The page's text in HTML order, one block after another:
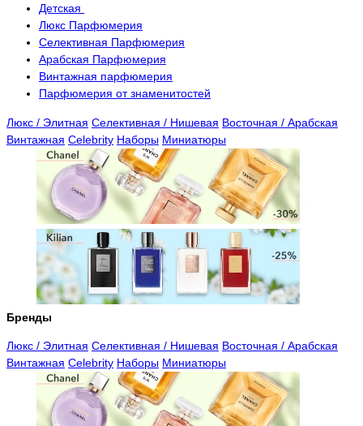
Детская
Люкс Парфюмерия
Селективная Парфюмерия
Арабская Парфюмерия
Винтажная парфюмерия
Парфюмерия от знаменитостей
Люкс / Элитная Селективная / Нишевая Восточная / Арабская
Винтажная Celebrity Наборы Миниатюры
Бренды
Люкс / Элитная Селективная / Нишевая Восточная / Арабская
Винтажная Celebrity Наборы Миниатюры